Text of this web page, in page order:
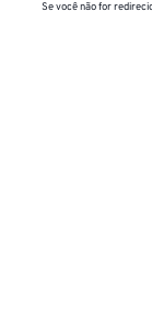
Se você não for